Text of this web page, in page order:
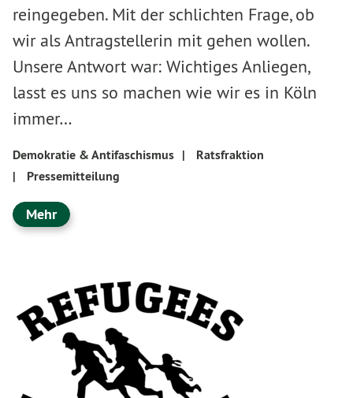
reingegeben. Mit der schlichten Frage, ob
wir als Antragstellerin mit gehen wollen.
Unsere Antwort war: Wichtiges Anliegen,
lasst es uns so machen wie wir es in Köln
immer…
Demokratie & Antifaschismus |
Ratsfraktion
|
Pressemitteilung
Mehr